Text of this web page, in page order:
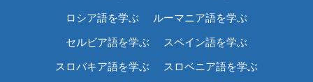
ロシア語を学ぶ ルーマニア語を学ぶ
セルビア語を学ぶ スペイン語を学ぶ
スロバキア語を学ぶ スロベニア語を学ぶ